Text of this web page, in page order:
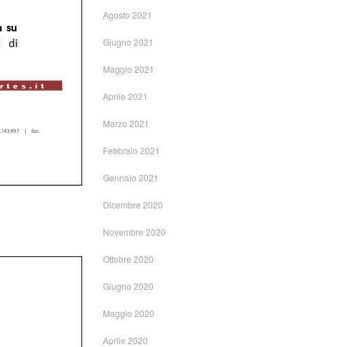
Agosto 2021
Giugno 2021
Maggio 2021
Aprile 2021
Marzo 2021
Febbraio 2021
Gennaio 2021
Dicembre 2020
Novembre 2020
Ottobre 2020
Giugno 2020
Maggio 2020
Aprile 2020